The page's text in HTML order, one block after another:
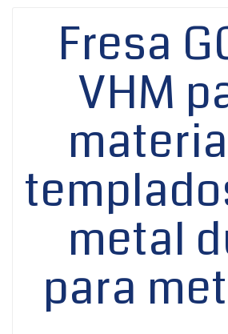
Fresa
VHM
metal
para